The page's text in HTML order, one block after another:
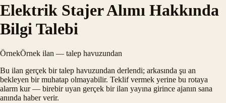
Elektrik Stajer Alımı Hakkında
Bilgi Talebi
ÖrnekÖrnek ilan — talep havuzundan
Bu ilan gerçek bir talep havuzundan derlendi; arkasında şu an
bekleyen bir muhatap olmayabilir. Teklif vermek yerine bu rotaya
alarm kur — birebir uyan gerçek bir ilan yayına girince ajanın sana
anında haber verir.